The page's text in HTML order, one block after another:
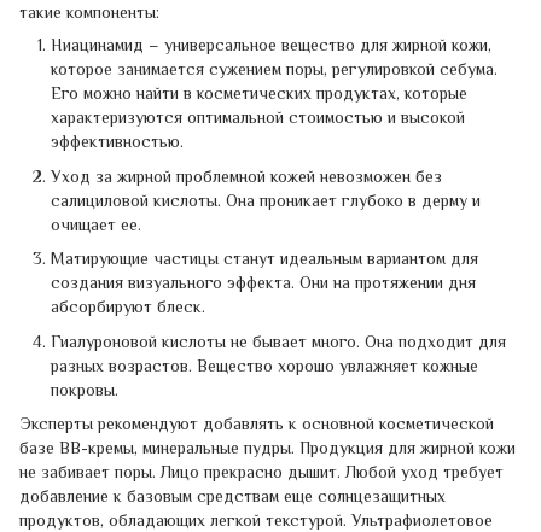
такие компоненты:
Ниацинамид – универсальное вещество для жирной кожи,
которое занимается сужением поры, регулировкой себума.
Его можно найти в косметических продуктах, которые
характеризуются оптимальной стоимостью и высокой
эффективностью.
Уход за жирной проблемной кожей невозможен без
салициловой кислоты. Она проникает глубоко в дерму и
очищает ее.
Матирующие частицы станут идеальным вариантом для
создания визуального эффекта. Они на протяжении дня
абсорбируют блеск.
Гиалуроновой кислоты не бывает много. Она подходит для
разных возрастов. Вещество хорошо увлажняет кожные
покровы.
Эксперты рекомендуют добавлять к основной косметической
базе ВВ-кремы, минеральные пудры. Продукция для жирной кожи
не забивает поры. Лицо прекрасно дышит. Любой уход требует
добавление к базовым средствам еще солнцезащитных
продуктов, обладающих легкой текстурой. Ультрафиолетовое